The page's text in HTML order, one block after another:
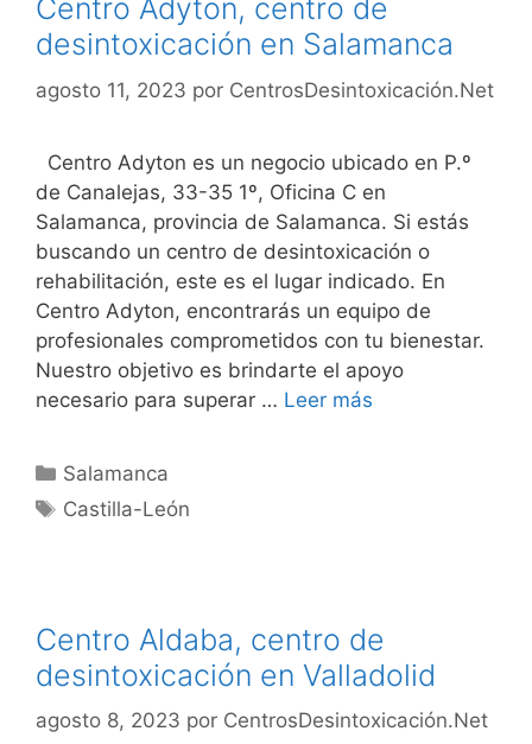
Centro Adyton, centro de
desintoxicación en Salamanca
agosto 11, 2023 por CentrosDesintoxicación.Net
Centro Adyton es un negocio ubicado en P.º
de Canalejas, 33-35 1º, Oficina C en
Salamanca, provincia de Salamanca. Si estás
buscando un centro de desintoxicación o
rehabilitación, este es el lugar indicado. En
Centro Adyton, encontrarás un equipo de
profesionales comprometidos con tu bienestar.
Nuestro objetivo es brindarte el apoyo
necesario para superar … Leer más
Categorías
Salamanca
Etiquetas
Castilla-León
Centro Aldaba, centro de
desintoxicación en Valladolid
agosto 8, 2023 por CentrosDesintoxicación.Net